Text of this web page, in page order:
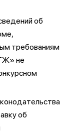
об
требованиям
не
об